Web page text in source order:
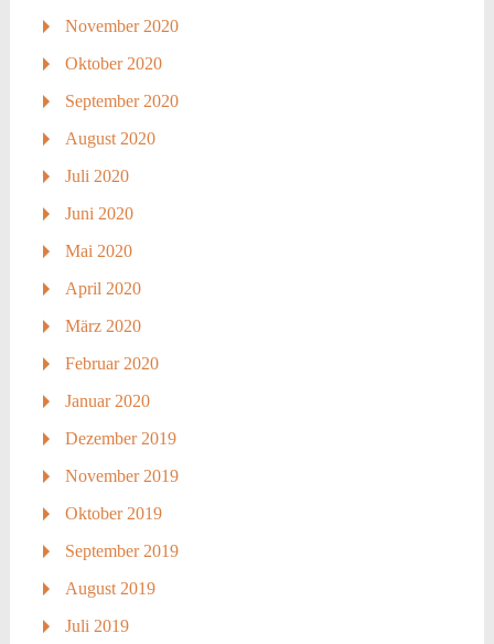
November 2020
Oktober 2020
September 2020
August 2020
Juli 2020
Juni 2020
Mai 2020
April 2020
März 2020
Februar 2020
Januar 2020
Dezember 2019
November 2019
Oktober 2019
September 2019
August 2019
Juli 2019